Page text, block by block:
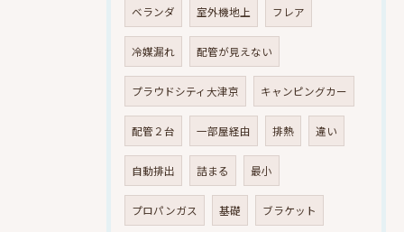
ベランダ 室外機地上 フレア
冷媒漏れ 配管が見えない
プラウドシティ大津京 キャンピングカー
配管２台 一部屋経由 排熱 違い
自動排出 詰まる 最小
プロパンガス 基礎 ブラケット